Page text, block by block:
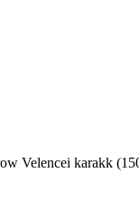
Velencei karakk